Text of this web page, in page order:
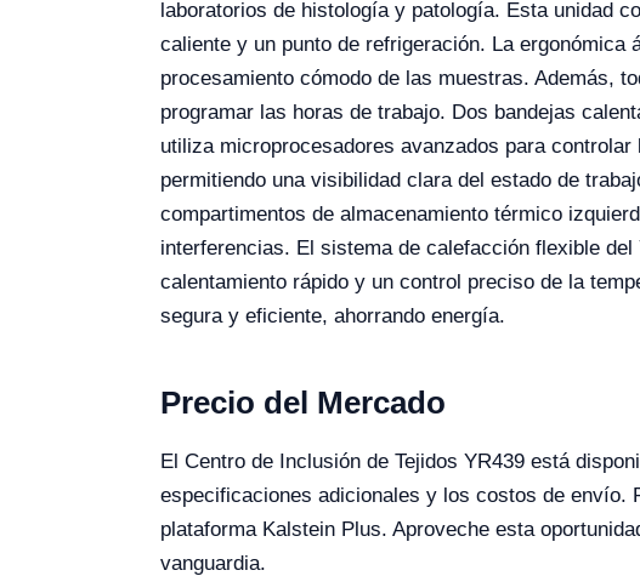
laboratorios de histología y patología. Esta unidad
caliente y un punto de refrigeración. La ergonómica
procesamiento cómodo de las muestras. Además,
programar las horas de trabajo. Dos bandejas
utiliza microprocesadores avanzados para
permitiendo una visibilidad clara del estado de
compartimentos de almacenamiento térmico
interferencias. El sistema de calefacción flexible
calentamiento rápido y un control preciso de la
segura y eficiente, ahorrando energía.
Precio del Mercado
El Centro de Inclusión de Tejidos YR439 está
especificaciones adicionales y los costos de envío.
plataforma Kalstein Plus. Aproveche esta
vanguardia.